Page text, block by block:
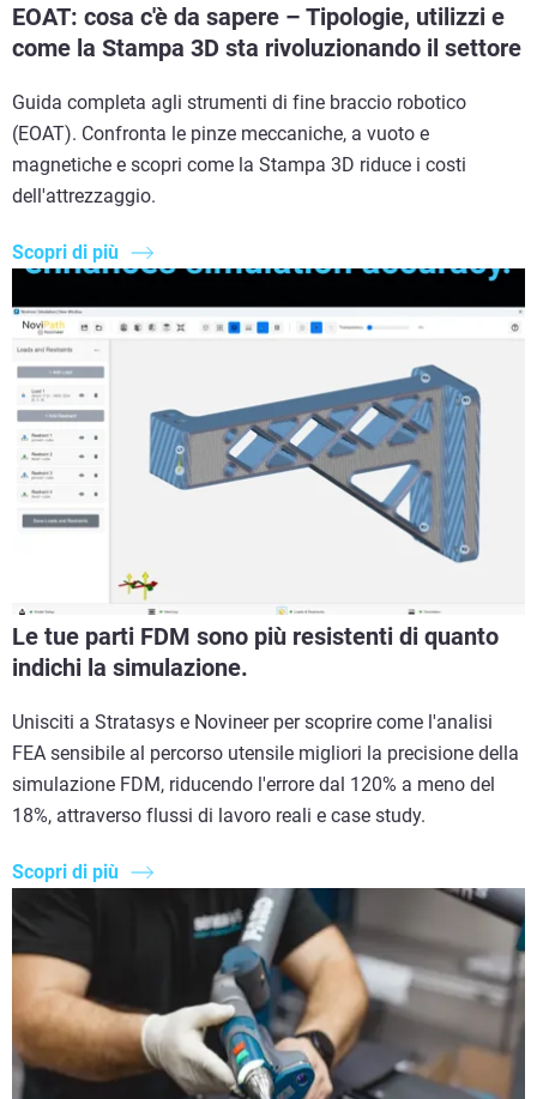
EOAT: cosa c'è da sapere – Tipologie, utilizzi e
come la Stampa 3D sta rivoluzionando il settore
Guida completa agli strumenti di fine braccio robotico
(EOAT). Confronta le pinze meccaniche, a vuoto e
magnetiche e scopri come la Stampa 3D riduce i costi
dell'attrezzaggio.
Scopri di più
Le tue parti FDM sono più resistenti di quanto
indichi la simulazione.
Unisciti a Stratasys e Novineer per scoprire come l'analisi
FEA sensibile al percorso utensile migliori la precisione della
simulazione FDM, riducendo l'errore dal 120% a meno del
18%, attraverso flussi di lavoro reali e case study.
Scopri di più